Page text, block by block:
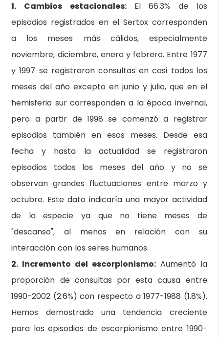
1. Cambios estacionales: El 66.3% de los
episodios registrados en el Sertox corresponden
a los meses más cálidos, especialmente
noviembre, diciembre, enero y febrero. Entre 1977
y 1997 se registraron consultas en casi todos los
meses del año excepto en junio y julio, que en el
hemisferio sur corresponden a la época invernal,
pero a partir de 1998 se comenzó a registrar
episodios también en esos meses. Desde esa
fecha y hasta la actualidad se registraron
episodios todos los meses del año y no se
observan grandes fluctuaciones entre marzo y
octubre. Este dato indicaría una mayor actividad
de la especie ya que no tiene meses de
"descanso", al menos en relación con su
interacción con los seres humanos.
2. Incremento del escorpionismo:Aumentó la
proporción de consultas por esta causa entre
1990-2002 (2.6%) con respecto a 1977-1988 (1.8%).
Hemos demostrado una tendencia creciente
para los episodios de escorpionismo entre 1990-